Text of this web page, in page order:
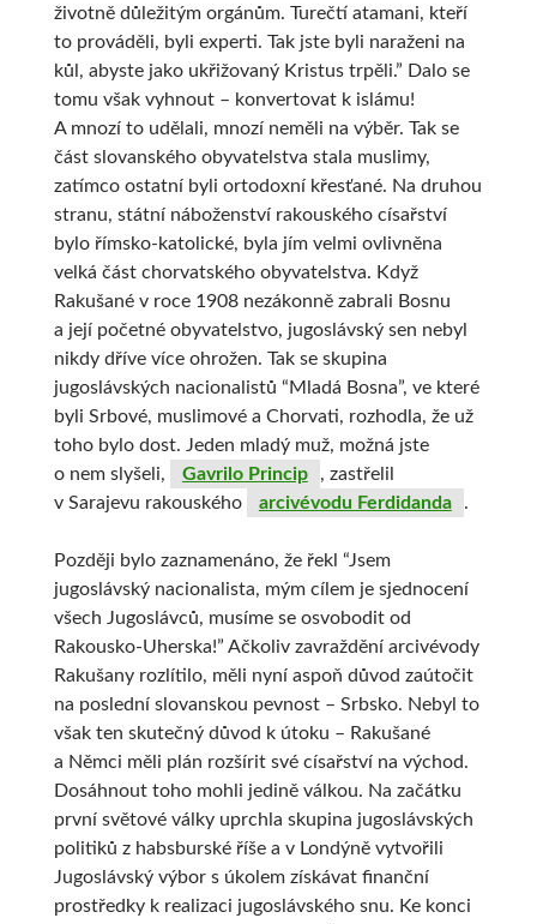
životně důležitým orgánům. Turečtí atamani, kteří
to prováděli, byli experti. Tak jste byli naraženi na
kůl, abyste jako ukřižovaný Kristus trpěli.” Dalo se
tomu však vyhnout – konvertovat k islámu!
A mnozí to udělali, mnozí neměli na výběr. Tak se
část slovanského obyvatelstva stala muslimy,
zatímco ostatní byli ortodoxní křesťané. Na druhou
stranu, státní náboženství rakouského císařství
bylo římsko-katolické, byla jím velmi ovlivněna
velká část chorvatského obyvatelstva. Když
Rakušané v roce 1908 nezákonně zabrali Bosnu
a její početné obyvatelstvo, jugoslávský sen nebyl
nikdy dříve více ohrožen. Tak se skupina
jugoslávských nacionalistů “Mladá Bosna”, ve které
byli Srbové, muslimové a Chorvati, rozhodla, že už
toho bylo dost. Jeden mladý muž, možná jste
o nem slyšeli,
Gavrilo Princip
, zastřelil
v Sarajevu rakouského
arcivévodu Ferdidanda .
Později bylo zaznamenáno, že řekl “Jsem
jugoslávský nacionalista, mým cílem je sjednocení
všech Jugoslávců, musíme se osvobodit od
Rakousko-Uherska!” Ačkoliv zavraždění arcivévody
Rakušany rozlítilo, měli nyní aspoň důvod zaútočit
na poslední slovanskou pevnost – Srbsko. Nebyl to
však ten skutečný důvod k útoku – Rakušané
a Němci měli plán rozšírit své císařství na východ.
Dosáhnout toho mohli jedině válkou. Na začátku
první světové války uprchla skupina jugoslávských
politiků z habsburské říše a v Londýně vytvořili
Jugoslávský výbor s úkolem získávat finanční
prostředky k realizaci jugoslávského snu. Ke konci